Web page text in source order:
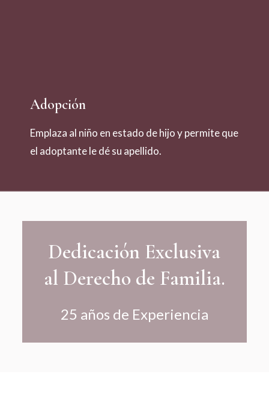
Adopción
Emplaza al niño en estado de hijo y permite que
el adoptante le dé su apellido.
Dedicación Exclusiva
al Derecho de Familia.
25 años de Experiencia